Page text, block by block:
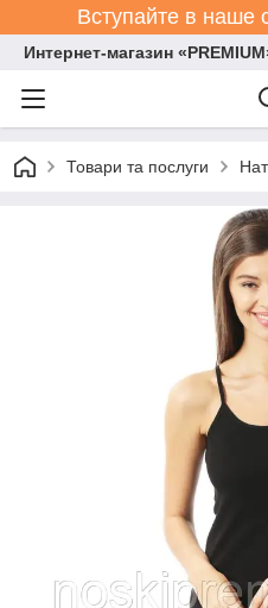
Вступайте в наше
Интернет-магазин
Товари та послуги